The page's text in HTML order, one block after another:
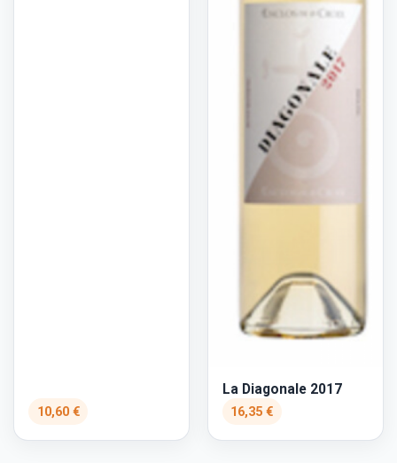
10,60 €
La Diagonale 2017
16,35 €